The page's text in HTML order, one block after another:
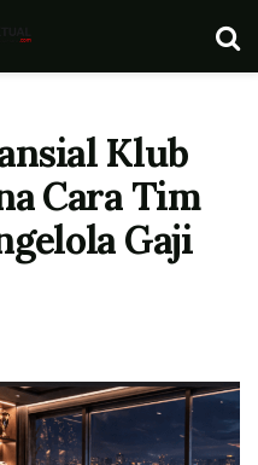
Klub
Cara Tim
Gaji